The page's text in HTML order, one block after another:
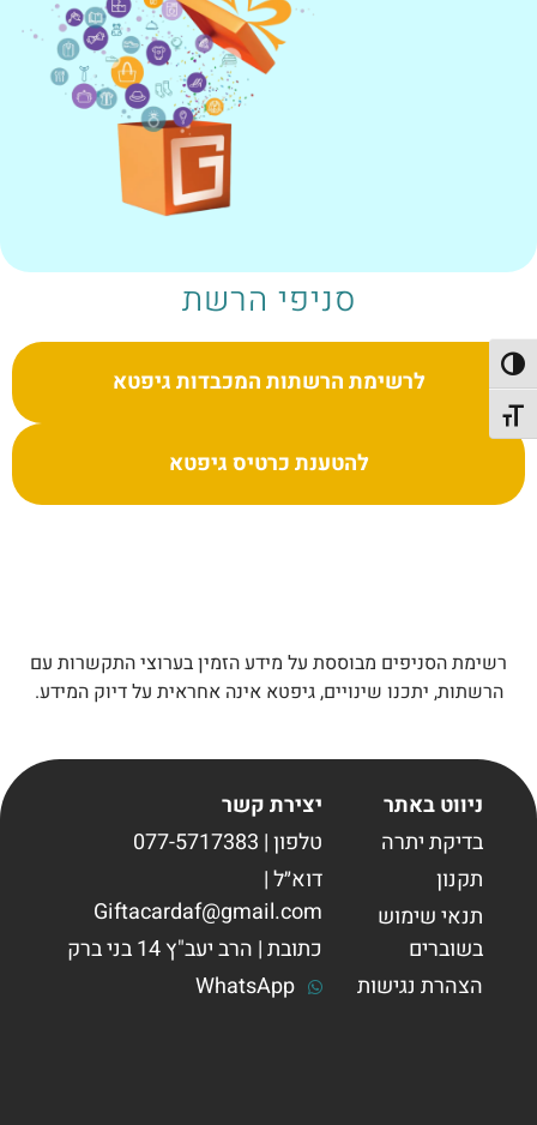
הפעל/כבה ניגודיות גבוהה
מתג גודל גופן
סניפי הרשת
לרשימת הרשתות המכבדות גיפטא
להטענת כרטיס גיפטא
רשימת הסניפים מבוססת על מידע הזמין בערוצי התקשרות עם
הרשתות, יתכנו שינויים, גיפטא אינה אחראית על דיוק המידע.
ניווט באתר
בדיקת יתרה
תקנון
תנאי שימוש
בשוברים
הצהרת נגישות
יצירת קשר
טלפון | 077-5717383
דוא״ל |
Giftacardaf@gmail.com
כתובת | הרב יעב"ץ 14 בני ברק
WhatsApp